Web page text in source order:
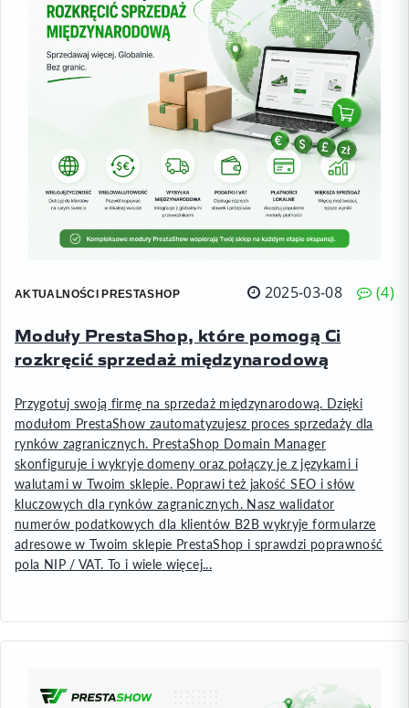
0
AKTUALNOŚCI PRESTASHOP 2025-03-08 4
Moduły PrestaShop, które pomogą Ci
rozkręcić sprzedaż międzynarodową
Przygotuj swoją firmę na sprzedaż międzynarodową. Dzięki
modułom PrestaShow zautomatyzujesz proces sprzedaży dla
rynków zagranicznych. PrestaShop Domain Manager
skonfiguruje i wykryje domeny oraz połączy je z językami i
walutami w Twoim sklepie. Poprawi też jakość SEO i słów
kluczowych dla rynków zagranicznych. Nasz walidator
numerów podatkowych dla klientów B2B wykryje formularze
adresowe w Twoim sklepie PrestaShop i sprawdzi poprawność
pola NIP / VAT. To i wiele więcej...